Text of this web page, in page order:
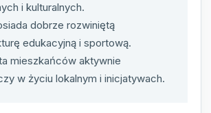
i kulturalnych.
dobrze rozwiniętą
edukacyjną i sportową.
mieszkańców aktywnie
w życiu lokalnym i inicjatywach.